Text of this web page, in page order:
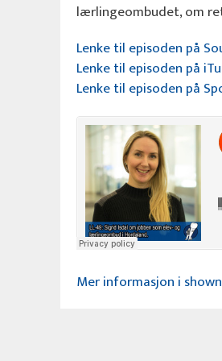
lærlingeombudet, om
Lenke til episoden på
Lenke til episoden på
Lenke til episoden på
Mer informasjon i